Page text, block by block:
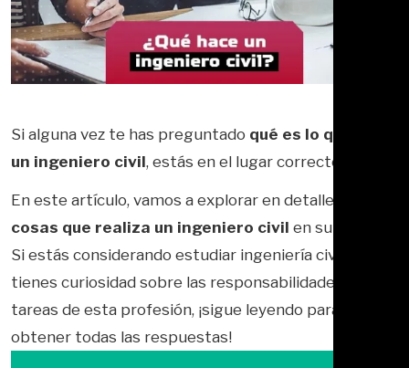
Si alguna vez te has preguntado qué es lo que hace
un ingeniero civil, estás en el lugar correcto.
En este artículo, vamos a explorar en detalle las
cosas que realiza un ingeniero civil en su día a día.
Si estás considerando estudiar ingeniería civil y
tienes curiosidad sobre las responsabilidades y
tareas de esta profesión, ¡sigue leyendo para
obtener todas las respuestas!